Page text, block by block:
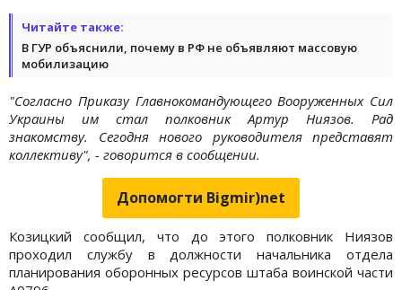
Читайте также:
В ГУР объяснили, почему в РФ не объявляют массовую
мобилизацию
"Согласно Приказу Главнокомандующего Вооруженных Сил
Украины им стал полковник Артур Ниязов. Рад
знакомству. Сегодня нового руководителя представят
коллективу", - говорится в сообщении.
Допомогти Bigmir)net
Козицкий сообщил, что до этого полковник Ниязов
проходил службу в должности начальника отдела
планирования оборонных ресурсов штаба воинской части